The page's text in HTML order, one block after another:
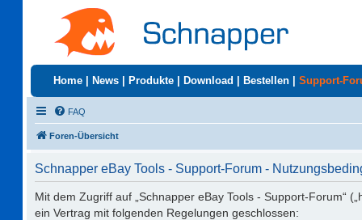
Home News Produkte Download Bestellen Support-
FAQ
Foren-Übersicht
Schnapper eBay Tools - Support-Forum -
Mit dem Zugriff auf „Schnapper eBay Tools - Support-Forum“
ein Vertrag mit folgenden Regelungen geschlossen: